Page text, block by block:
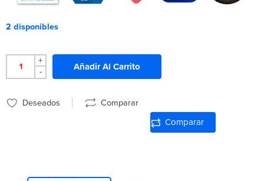
2 disponibles
+
-
Añadir Al Carrito
Deseados Comparar
Comparar